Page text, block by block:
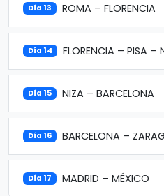
Día 13 ROMA – FLORENCIA
Día 14 FLORENCIA – PISA –
Día 15 NIZA – BARCELONA
Día 16 BARCELONA –
Día 17 MADRID – MÉXICO